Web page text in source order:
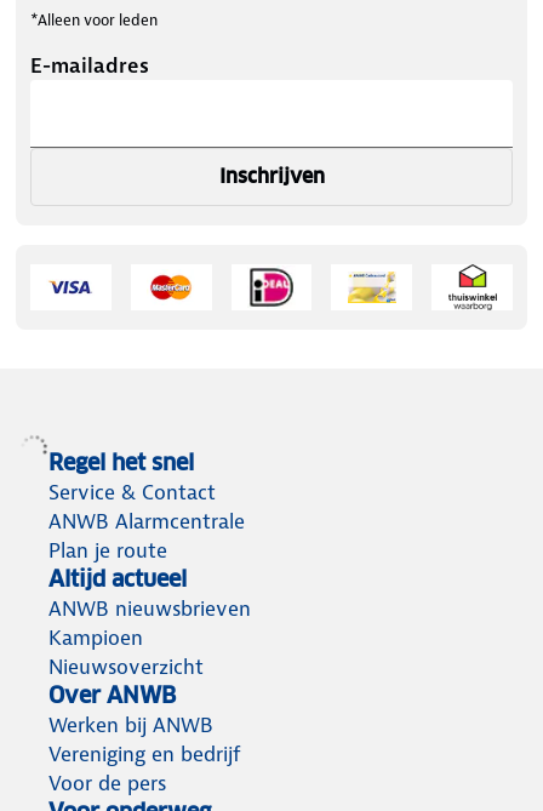
*Alleen voor leden
E-mailadres
Inschrijven
Regel het snel
Service & Contact
ANWB Alarmcentrale
Plan je route
Altijd actueel
ANWB nieuwsbrieven
Kampioen
Nieuwsoverzicht
Over ANWB
Werken bij ANWB
Vereniging en bedrijf
Voor de pers